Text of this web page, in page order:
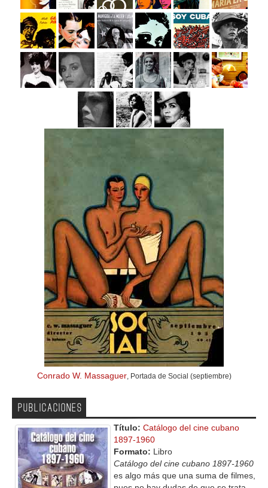
Conrado W. Massaguer, Portada de Social (septiembre)
PUBLICACIONES
Título: Catálogo del cine cubano
1897-1960
Formato: Libro
Catálogo del cine cubano 1897-1960
es algo más que una suma de filmes,